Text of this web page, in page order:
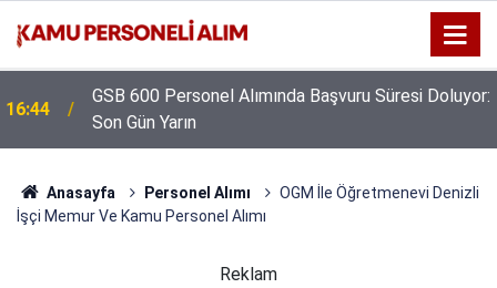
16:44
GSB 600 Personel Alımında Başvuru Süresi Doluyor:
Son Gün Yarın
Anasayfa Personel Alımı
OGM İle Öğretmenevi Denizli
İşçi Memur Ve Kamu Personel Alımı
Reklam